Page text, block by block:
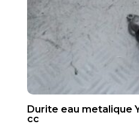
Durite eau metalique
cc